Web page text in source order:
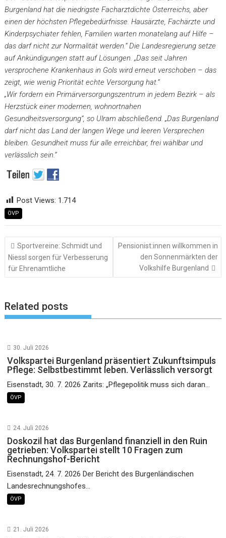
Burgenland hat die niedrigste Facharztdichte Österreichs, aber
einen der höchsten Pflegebedürfnisse. Hausärzte, Fachärzte und
Kinderpsychiater fehlen, Familien warten monatelang auf Hilfe –
das darf nicht zur Normalität werden.“ Die Landesregierung setze
auf Ankündigungen statt auf Lösungen. „Das seit Jahren
versprochene Krankenhaus in Gols wird erneut verschoben – das
zeigt, wie wenig Priorität echte Versorgung hat.“
„Wir fordern ein Primärversorgungszentrum in jedem Bezirk – als
Herzstück einer modernen, wohnortnahen
Gesundheitsversorgung“, so Ulram abschließend. „Das Burgenland
darf nicht das Land der langen Wege und leeren Versprechen
bleiben. Gesundheit muss für alle erreichbar, frei wählbar und
verlässlich sein.“
Post Views: 1.714
ÖVP
Beitragsnavigation
Sportvereine: Schmidt und
Niessl sorgen für Verbesserung
für Ehrenamtliche
Pensionist:innen willkommen in
den Sonnenmärkten der
Volkshilfe Burgenland
Related posts
30. Juli 2026
Volkspartei Burgenland präsentiert Zukunftsimpuls
Pflege: Selbstbestimmt leben. Verlässlich versorgt
Eisenstadt, 30. 7. 2026 Zarits: „Pflegepolitik muss sich daran...
ÖVP
24. Juli 2026
Doskozil hat das Burgenland finanziell in den Ruin
getrieben: Volkspartei stellt 10 Fragen zum
Rechnungshof-Bericht
Eisenstadt, 24. 7. 2026 Der Bericht des Burgenländischen
Landesrechnungshofes...
ÖVP
21. Juli 2026